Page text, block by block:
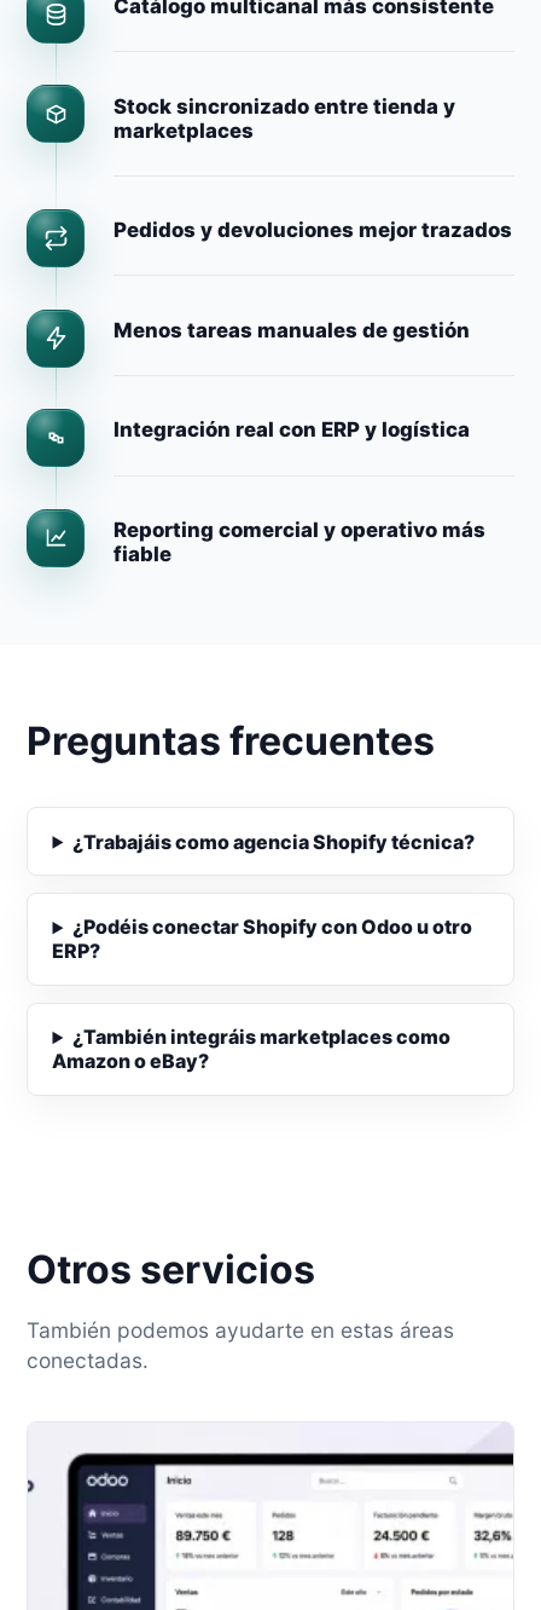
Catálogo multicanal más consistente
Stock sincronizado entre tienda y
marketplaces
Pedidos y devoluciones mejor trazados
Menos tareas manuales de gestión
Integración real con ERP y logística
Reporting comercial y operativo más
fiable
Preguntas frecuentes
¿Trabajáis como agencia Shopify técnica?
¿Podéis conectar Shopify con Odoo u otro
ERP?
¿También integráis marketplaces como
Amazon o eBay?
Otros servicios
También podemos ayudarte en estas áreas
conectadas.